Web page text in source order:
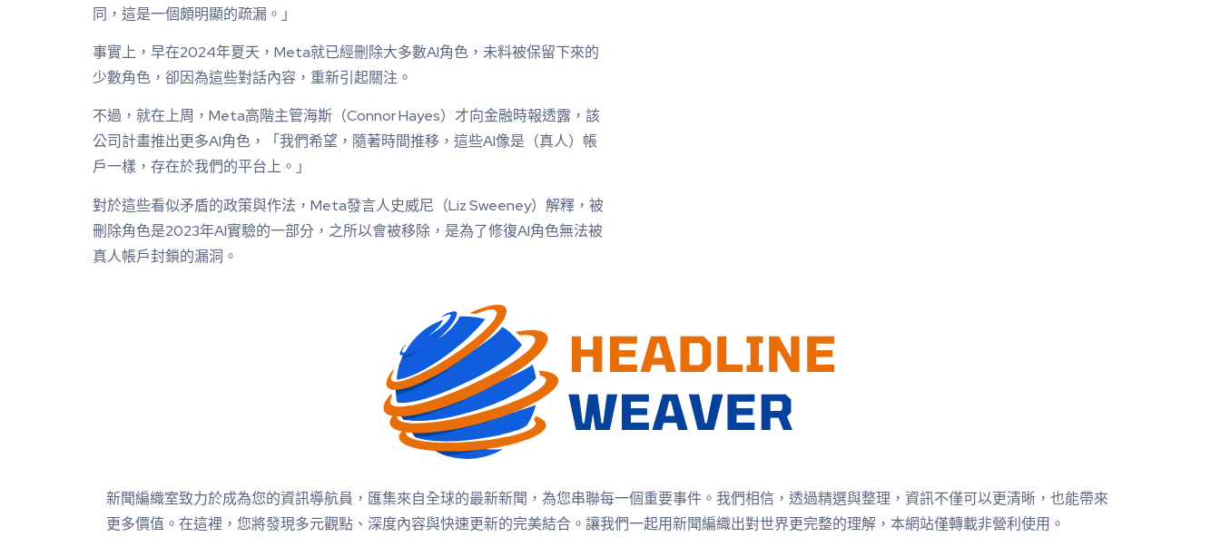
同，這是一個頗明顯的疏漏。」
事實上，早在2024年夏天，Meta就已經刪除大多數AI角色，未料被保留下來的
少數角色，卻因為這些對話內容，重新引起關注。
不過，就在上周，Meta高階主管海斯（Connor Hayes）才向金融時報透露，該
公司計畫推出更多AI角色，「我們希望，隨著時間推移，這些AI像是（真人）帳
戶一樣，存在於我們的平台上。」
對於這些看似矛盾的政策與作法，Meta發言人史威尼（Liz Sweeney）解釋，被
刪除角色是2023年AI實驗的一部分，之所以會被移除，是為了修復AI角色無法被
真人帳戶封鎖的漏洞。
新聞編織室致力於成為您的資訊導航員，匯集來自全球的最新新聞，為您串聯每一個重要事件。我們相信，透過精選與整理，資訊不僅可以更清晰，也能帶來
更多價值。在這裡，您將發現多元觀點、深度內容與快速更新的完美結合。讓我們一起用新聞編織出對世界更完整的理解，本網站僅轉載非營利使用。